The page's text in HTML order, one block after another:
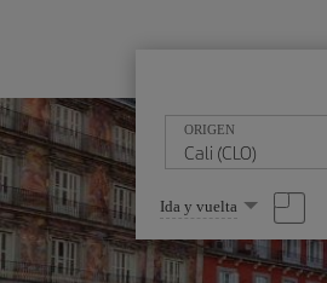
ORIGEN
Seleccione
una
opción
Ida y vuelta